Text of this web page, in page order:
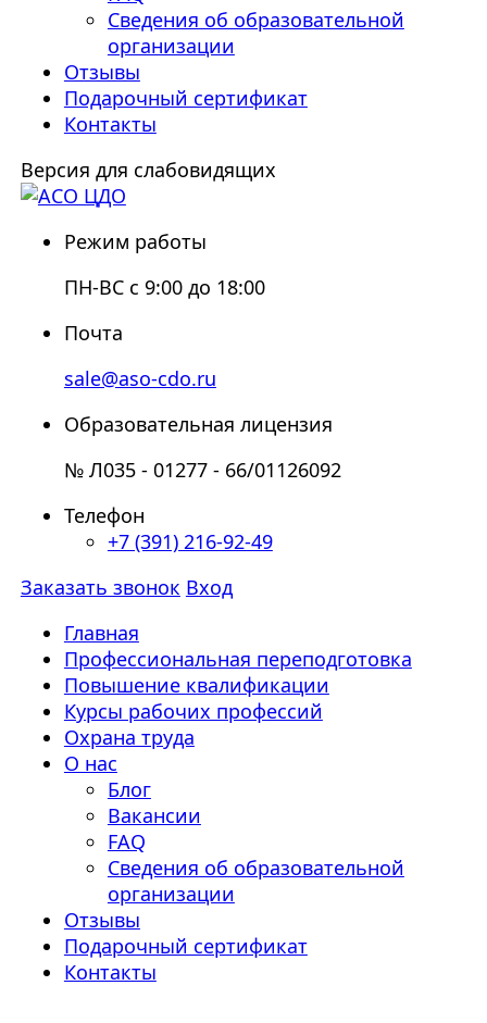
Сведения об образовательной
организации
Отзывы
Подарочный сертификат
Контакты
Версия для слабовидящих
Режим работы
ПН-ВС с 9:00 до 18:00
Почта
sale@aso-cdo.ru
Образовательная лицензия
№ Л035 - 01277 - 66/01126092
Телефон
+7 (391) 216-92-49
Заказать звонок Вход
Главная
Профессиональная переподготовка
Повышение квалификации
Курсы рабочих профессий
Охрана труда
О нас
Блог
Вакансии
FAQ
Сведения об образовательной
организации
Отзывы
Подарочный сертификат
Контакты